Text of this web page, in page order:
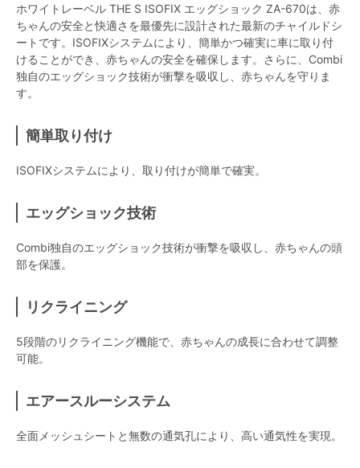
ホワイトレーベル THE S ISOFIX エッグショック ZA-670は、赤
ちゃんの安全と快適さを最優先に設計された最新のチャイルドシ
ートです。ISOFIXシステムにより、簡単かつ確実に車に取り付
けることができ、赤ちゃんの安全を確保します。さらに、Combi
独自のエッグショック技術が衝撃を吸収し、赤ちゃんを守りま
す。
簡単取り付け
ISOFIXシステムにより、取り付けが簡単で確実。
エッグショック技術
Combi独自のエッグショック技術が衝撃を吸収し、赤ちゃんの頭
部を保護。
リクライニング
5段階のリクライニング機能で、赤ちゃんの成長に合わせて調整
可能。
エアースルーシステム
全面メッシュシートと無数の通気孔により、高い通気性を実現。